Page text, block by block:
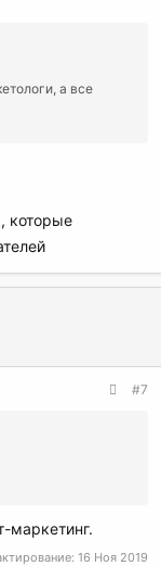
а все
которые
#7
маркетинг.
16 Ноя 2019